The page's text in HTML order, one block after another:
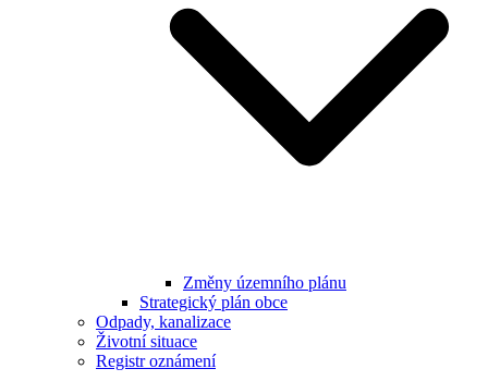
Změny územního plánu
Strategický plán obce
Odpady, kanalizace
Životní situace
Registr oznámení